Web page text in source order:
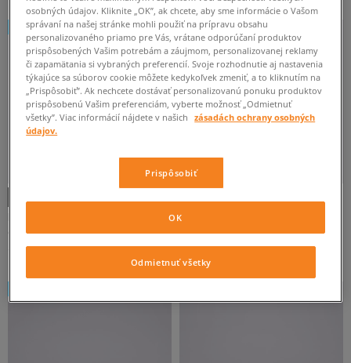
NEW
dámske
140 €
-10 % S KÓDOM: TOP (MIN. 70 €)
NIKE AIR MAX 90 PREMIUM
pánske
150 €
osobných údajov. Kliknite „OK”, ak chcete, aby sme informácie o Vašom
správaní na našej stránke mohli použiť na prípravu obsahu
personalizovaného priamo pre Vás, vrátane odporúčaní produktov
prispôsobených Vašim potrebám a záujmom, personalizovanej reklamy
či zapamätania si vybraných preferencií. Svoje rozhodnutie aj nastavenia
týkajúce sa súborov cookie môžete kedykoľvek zmeniť, a to kliknutím na
„Prispôsobiť”. Ak nechcete dostávať personalizovanú ponuku produktov
prispôsobenú Vašim preferenciám, vyberte možnosť „Odmietnuť
všetky”. Viac informácií nájdete v našich
zásadách ochrany osobných
údajov.
Prispôsobiť
Odmietnuť všetky
OK